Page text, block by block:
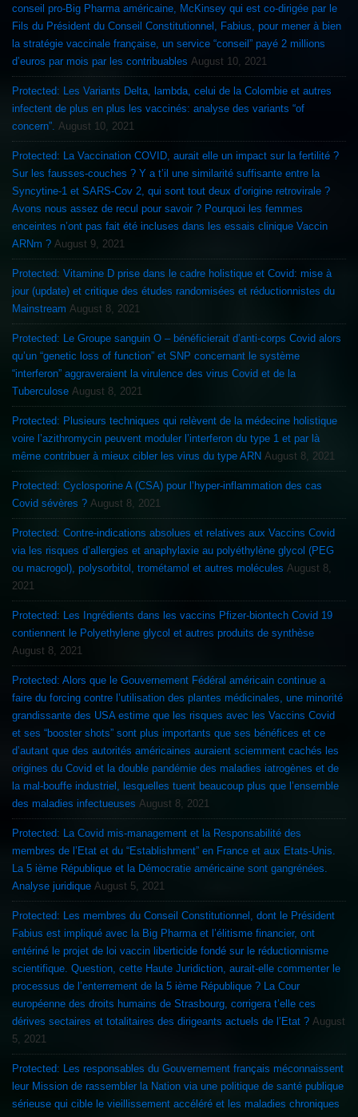
conseil pro-Big Pharma américaine, McKinsey qui est co-dirigée par le
Fils du Président du Conseil Constitutionnel, Fabius, pour mener à bien
la stratégie vaccinale française, un service “conseil” payé 2 millions
d’euros par mois par les contribuables August 10, 2021
Protected: Les Variants Delta, lambda, celui de la Colombie et autres
infectent de plus en plus les vaccinés: analyse des variants “of
concern”. August 10, 2021
Protected: La Vaccination COVID, aurait elle un impact sur la fertilité ?
Sur les fausses-couches ? Y a t’il une similarité suffisante entre la
Syncytine-1 et SARS-Cov 2, qui sont tout deux d’origine retrovirale ?
Avons nous assez de recul pour savoir ? Pourquoi les femmes
enceintes n’ont pas fait été incluses dans les essais clinique Vaccin
ARNm ? August 9, 2021
Protected: Vitamine D prise dans le cadre holistique et Covid: mise à
jour (update) et critique des études randomisées et réductionnistes du
Mainstream August 8, 2021
Protected: Le Groupe sanguin O – bénéficierait d’anti-corps Covid alors
qu’un “genetic loss of function” et SNP concernant le système
“interferon” aggraveraient la virulence des virus Covid et de la
Tuberculose August 8, 2021
Protected: Plusieurs techniques qui relèvent de la médecine holistique
voire l’azithromycin peuvent moduler l’interferon du type 1 et par là
même contribuer à mieux cibler les virus du type ARN August 8, 2021
Protected: Cyclosporine A (CSA) pour l’hyper-inflammation des cas
Covid sévères ? August 8, 2021
Protected: Contre-indications absolues et relatives aux Vaccins Covid
via les risques d’allergies et anaphylaxie au polyéthylène glycol (PEG
ou macrogol), polysorbitol, trométamol et autres molécules August 8,
2021
Protected: Les Ingrédients dans les vaccins Pfizer-biontech Covid 19
contiennent le Polyethylene glycol et autres produits de synthèse
August 8, 2021
Protected: Alors que le Gouvernement Fédéral américain continue a
faire du forcing contre l’utilisation des plantes médicinales, une minorité
grandissante des USA estime que les risques avec les Vaccins Covid
et ses “booster shots” sont plus importants que ses bénéfices et ce
d’autant que des autorités américaines auraient sciemment cachés les
origines du Covid et la double pandémie des maladies iatrogènes et de
la mal-bouffe industriel, lesquelles tuent beaucoup plus que l’ensemble
des maladies infectueuses August 8, 2021
Protected: La Covid mis-management et la Responsabilité des
membres de l’Etat et du “Establishment” en France et aux Etats-Unis.
La 5 ième République et la Démocratie américaine sont gangrénées.
Analyse juridique August 5, 2021
Protected: Les membres du Conseil Constitutionnel, dont le Président
Fabius est impliqué avec la Big Pharma et l’élitisme financier, ont
entériné le projet de loi vaccin liberticide fondé sur le réductionnisme
scientifique. Question, cette Haute Juridiction, aurait-elle commenter le
processus de l’enterrement de la 5 ième République ? La Cour
européenne des droits humains de Strasbourg, corrigera t’elle ces
dérives sectaires et totalitaires des dirigeants actuels de l’Etat ? August
5, 2021
Protected: Les responsables du Gouvernement français méconnaissent
leur Mission de rassembler la Nation via une politique de santé publique
sérieuse qui cible le vieillissement accéléré et les maladies chroniques